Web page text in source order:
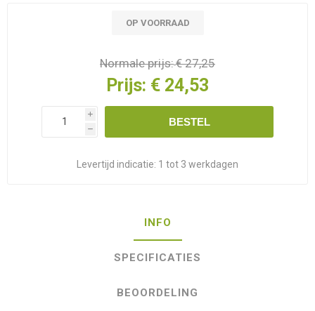
OP VOORRAAD
Normale prijs:€ 27,25
Prijs: € 24,53
i
h
BESTEL
Levertijd indicatie: 1 tot 3 werkdagen
INFO
SPECIFICATIES
BEOORDELING